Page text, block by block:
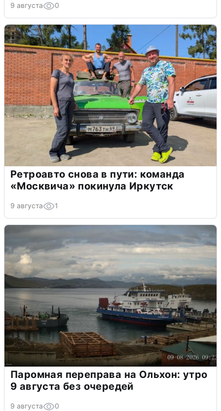
9 августа 0
Ретроавто снова в пути: команда
«Москвича» покинула Иркутск
9 августа 1
Паромная переправа на Ольхон: утро
9 августа без очередей
9 августа 0